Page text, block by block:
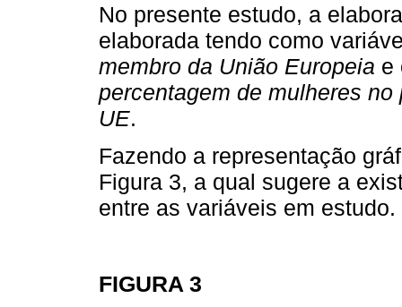
No presente estudo, a
elaborada tendo como
membro da União Europeia e
percentagem de mulheres
UE.
Fazendo a representação
Figura 3, a qual sugere a
entre as variáveis em estudo.
FIGURA 3